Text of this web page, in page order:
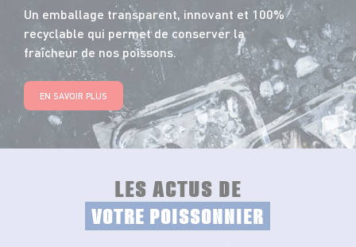
Un emballage transparent, innovant et 100%
recyclable qui permet de conserver la
fraîcheur de nos poissons.
EN SAVOIR PLUS
LES ACTUS DE
VOTRE POISSONNIER